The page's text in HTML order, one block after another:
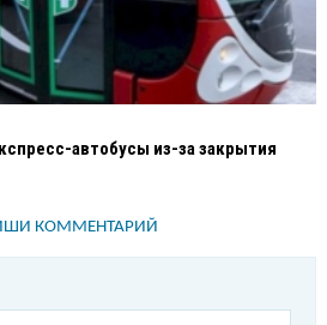
автобусы из-за закрытия
КОММЕНТАРИЙ